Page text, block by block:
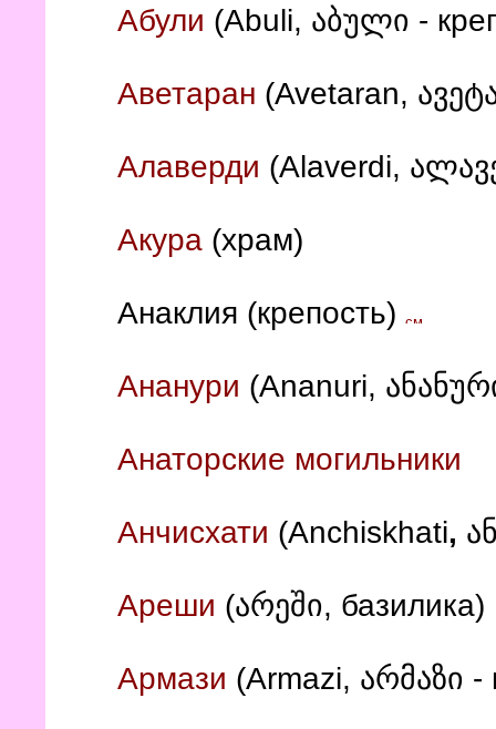
Абули (Abuli, აბული -
Аветаран (Avetaran,
Алаверди (Alaverdi,
Акура (храм)
Анаклия (крепость)
Ананури (Ananuri,
Анаторские могильники
Анчисхати (Anchiskhati,
Ареши (არეში, базилика)
Армази (Armazi, არმაზი